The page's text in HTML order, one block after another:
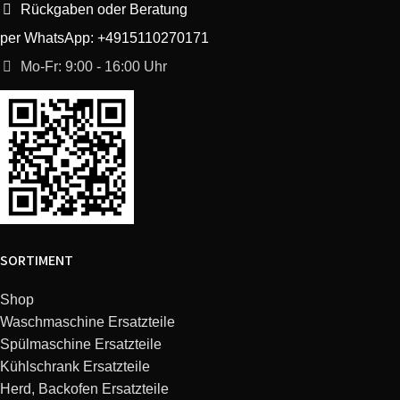
Bosch KIL42AF40/01
Bosch KIN86AF30/03
Bosch KIL42AE30H/03
Bosch KIS87AD30H/02
Bosch
Bosch KIF52AF30/02
Bosch KIL22AD30H/02
Rückgaben oder Beratung
per WhatsApp: +4915110270171
Mo-Fr: 9:00 - 16:00 Uhr
SORTIMENT
Shop
Waschmaschine Ersatzteile
Spülmaschine Ersatzteile
Kühlschrank Ersatzteile
Herd, Backofen Ersatzteile